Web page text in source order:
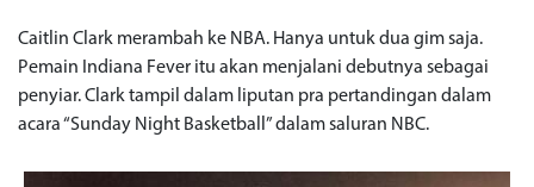
Caitlin Clark merambah ke NBA. Hanya untuk dua gim saja.
Pemain Indiana Fever itu akan menjalani debutnya sebagai
penyiar. Clark tampil dalam liputan pra pertandingan dalam
acara “Sunday Night Basketball” dalam saluran NBC.